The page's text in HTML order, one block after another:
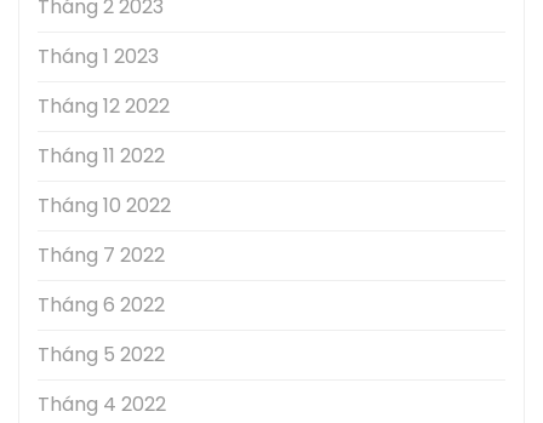
Tháng 2 2023
Tháng 1 2023
Tháng 12 2022
Tháng 11 2022
Tháng 10 2022
Tháng 7 2022
Tháng 6 2022
Tháng 5 2022
Tháng 4 2022